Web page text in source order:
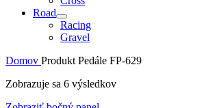
Road
Racing
Gravel
Domov Produkt Pedále FP-629
Zobrazuje sa 6 výsledkov